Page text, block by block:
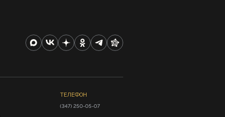
ТЕЛЕФОН
(347) 250-05-07